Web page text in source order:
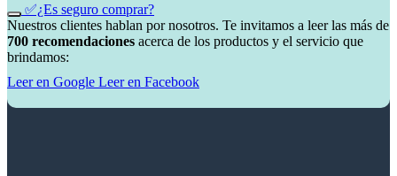
✅¿Es seguro comprar?
Nuestros clientes hablan por nosotros. Te invitamos a leer las más de
700 recomendaciones acerca de los productos y el servicio que
brindamos:
Leer en Google Leer en Facebook